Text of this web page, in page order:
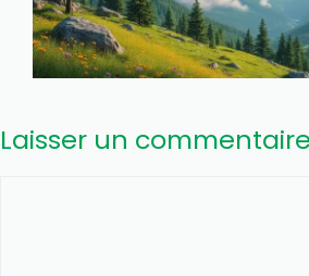
Laisser un commentaire